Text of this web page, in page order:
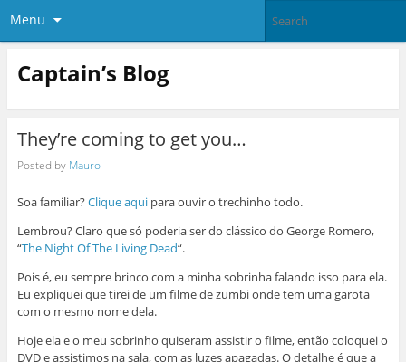
Menu
Captain’s Blog
They’re coming to get you…
Posted by Mauro
Soa familiar?Clique aquipara ouvir o trechinho todo.
Lembrou? Claro que só poderia ser do clássico do George Romero,
“The Night Of The Living Dead“.
Pois é, eu sempre brinco com a minha sobrinha falando isso para ela.
Eu expliquei que tirei de um filme de zumbi onde tem uma garota
com o mesmo nome dela.
Hoje ela e o meu sobrinho quiseram assistir o filme, então coloquei o
DVD e assistimos na sala, com as luzes apagadas. O detalhe é que a